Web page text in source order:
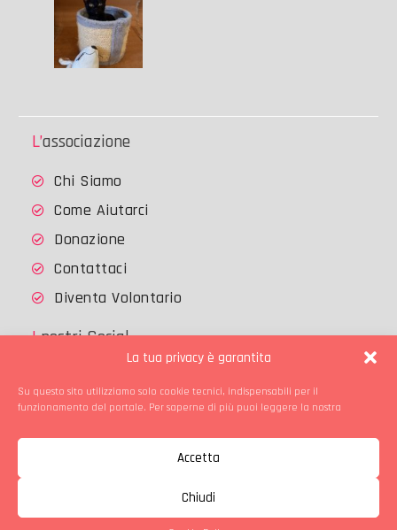
La tua privacy è garantita
Su questo sito utilizziamo solo cookie tecnici, indispensabili per il
funzionamento del portale. Per saperne di più puoi leggere la nostra
Accetta
Chiudi
L’associazione
Chi Siamo
Come Aiutarci
Donazione
Contattaci
Diventa Volontario
I nostri Social
FacebookInstagram
Adottare un Gatto
Cookie Policy
Contattaci